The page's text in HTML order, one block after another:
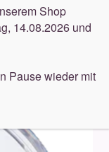
öffnen
öffnen
Shop
14.08.2026 und
Pause wieder mit